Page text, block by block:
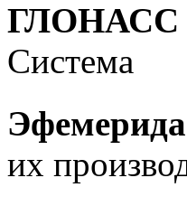
ГЛОНАСС
Система
их